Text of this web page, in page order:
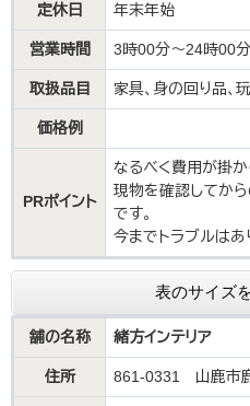
定休日 年末年始
営業時間 3時00分〜24時00分
取扱品目 家具、身の回り品、
価格例
PRポイント
なるべく費用が掛か
現物を確認してか
です。
今までトラブルはあ
表のサイズ
舗の名称 緒方インテリア
住所 861-0331 山鹿市